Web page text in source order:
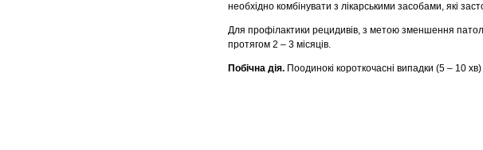
необхідно комбінувати з лікарськими засобами, які
Для профілактики рецидивів, з метою зменшення
протягом 2 – 3 місяців.
Побічна дія. Поодинокі короткочасні випадки (5 – 10